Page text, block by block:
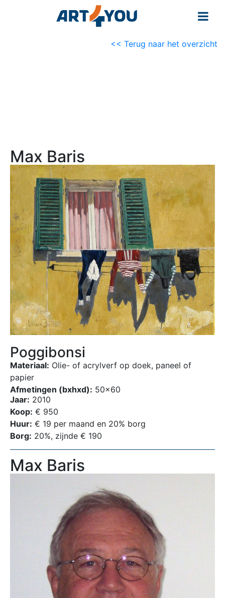
<< Terug naar het overzicht
Max Baris
Poggibonsi
Materiaal: Olie- of acrylverf op doek, paneel of
papier
Afmetingen (bxhxd): 50×60
Jaar: 2010
Koop: € 950
Huur: € 19 per maand en 20% borg
Borg: 20%, zijnde € 190
Max Baris